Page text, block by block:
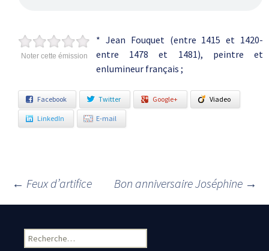
Noter cette émission
* Jean Fouquet (entre 1415 et 1420-
entre 1478 et 1481), peintre et
enlumineur français ;
Facebook Twitter Google+ Viadeo
LinkedIn E-mail
Navigation des articles
← Feux d’artifice Bon anniversaire Joséphine →
Rechercher :